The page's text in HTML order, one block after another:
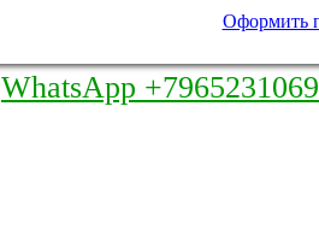
Оформить
WhatsApp